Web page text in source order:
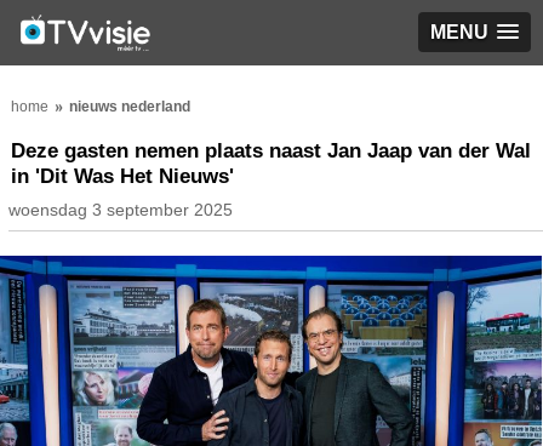
MENU
home nieuws nederland
Deze gasten nemen plaats naast Jan Jaap van der Wal
in 'Dit Was Het Nieuws'
woensdag 3 september 2025